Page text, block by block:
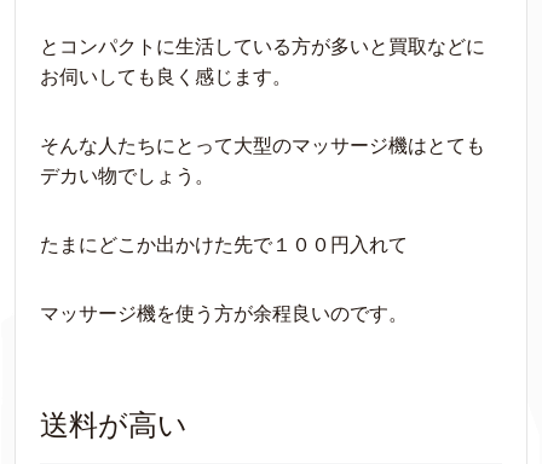
とコンパクトに生活している方が多いと買取などに
お伺いしても良く感じます。
そんな人たちにとって大型のマッサージ機はとても
デカい物でしょう。
たまにどこか出かけた先で１００円入れて
マッサージ機を使う方が余程良いのです。
送料が高い